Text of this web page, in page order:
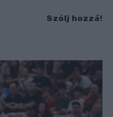
Szólj hozzá!